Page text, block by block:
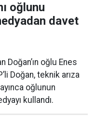
oğlunu
davet
Doğan’ın oğlu Enes
Doğan, teknik arıza
oğlunun
kullandı.